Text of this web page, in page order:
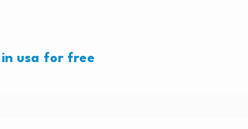
usa for free